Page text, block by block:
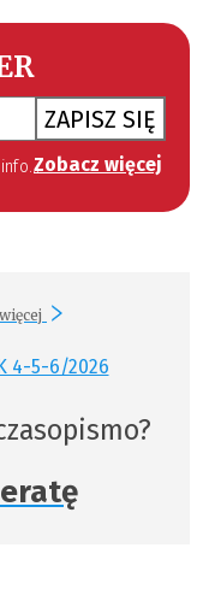
ZAPISZ SIĘ
aby otrzymywać newsletter. Zobacz więcej
więcej